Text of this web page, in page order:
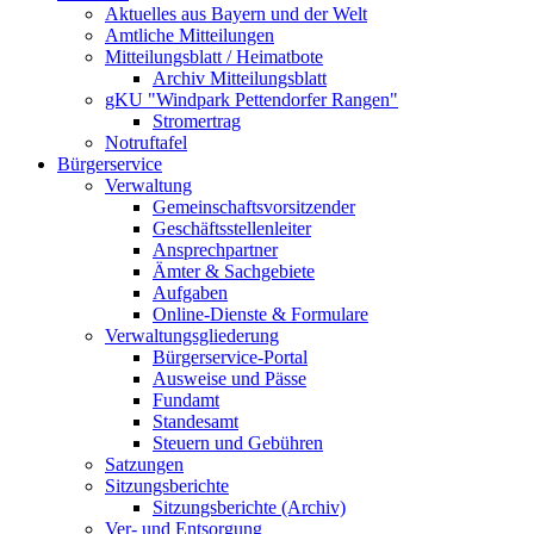
Aktuelles aus Bayern und der Welt
Amtliche Mitteilungen
Mitteilungsblatt / Heimatbote
Archiv Mitteilungsblatt
gKU "Windpark Pettendorfer Rangen"
Stromertrag
Notruftafel
Bürgerservice
Verwaltung
Gemeinschaftsvorsitzender
Geschäftsstellenleiter
Ansprechpartner
Ämter & Sachgebiete
Aufgaben
Online-Dienste & Formulare
Verwaltungsgliederung
Bürgerservice-Portal
Ausweise und Pässe
Fundamt
Standesamt
Steuern und Gebühren
Satzungen
Sitzungsberichte
Sitzungsberichte (Archiv)
Ver- und Entsorgung